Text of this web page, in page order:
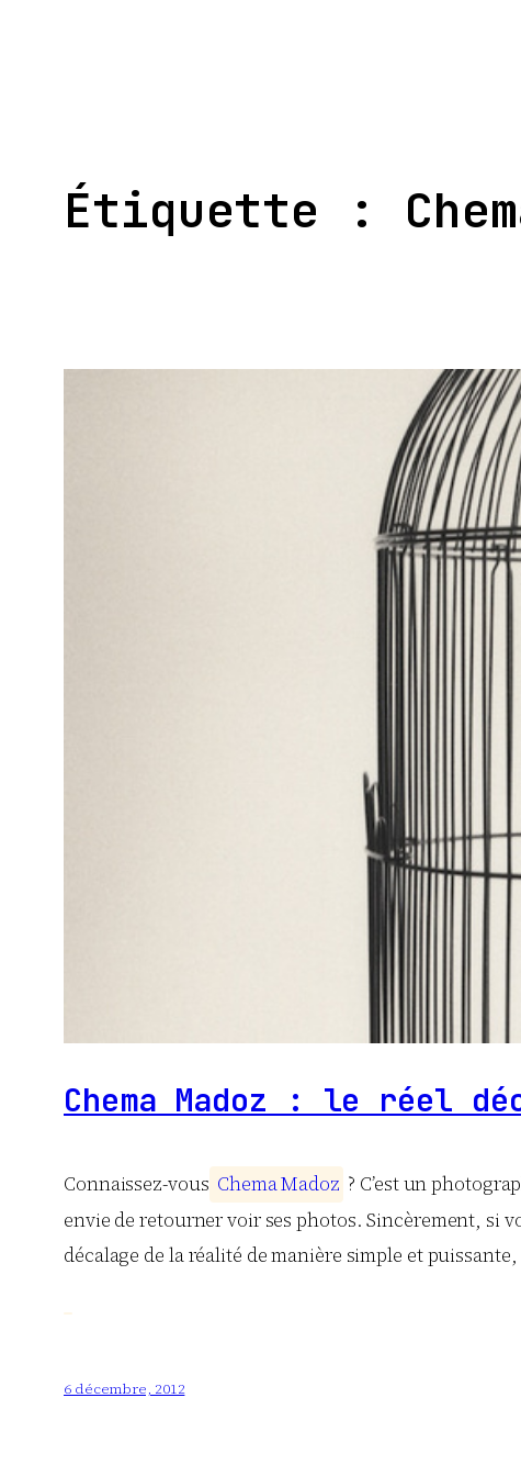
Étiquette :
Chema Madoz : le réel
Connaissez-vous ChemaMadoz ? C’est un
envie de retourner voir ses photos. Sincèrement, si
décalage de la réalité de manière simple et
6 décembre, 2012